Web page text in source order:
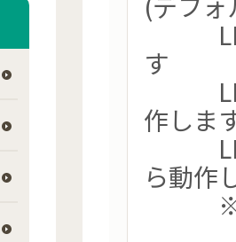
す
作しま
ら動作